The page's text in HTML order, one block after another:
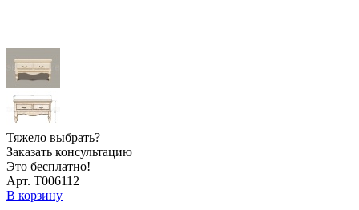
Тяжело выбрать?
Заказать консультацию
Это бесплатно!
Арт. Т006112
В корзину